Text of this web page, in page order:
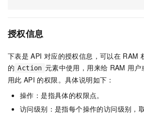
授权信息
下表是 API 对应的授权信息，可以在 RAM
的 Action 元素中使用，用来给 RAM 用户
用此 API 的权限。具体说明如下：
操作：是指具体的权限点。
访问级别：是指每个操作的访问级别，